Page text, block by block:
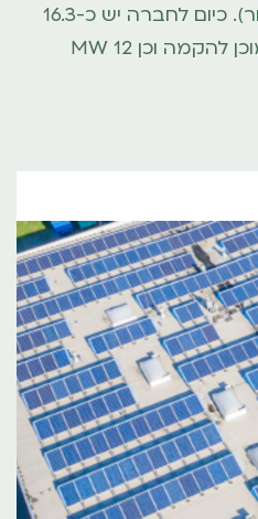
(החלפת גגות והגדלות חיבור). כיום לחברה יש כ-16.3
MW בסטאטוס הקמה / מוכן להקמה וכן 12 MW